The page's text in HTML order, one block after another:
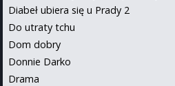
Diabeł ubiera się u Prady 2
Do utraty tchu
Dom dobry
Donnie Darko
Drama